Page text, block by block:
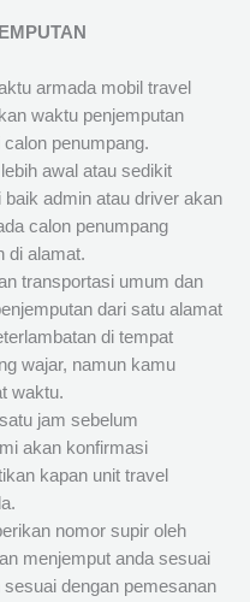
armada mobil travel
waktu penjemputan
penumpang.
awal atau sedikit
admin atau driver akan
calon penumpang
di alamat.
transportasi umum dan
dari satu alamat
di tempat
wajar, namun kamu
waktu.
jam sebelum
akan konfirmasi
kapan unit travel
nomor supir oleh
menjemput anda sesuai
dengan pemesanan